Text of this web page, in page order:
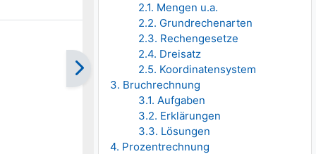
2.1. Mengen u.a.
2.2. Grundrechenarten
2.3. Rechengesetze
2.4. Dreisatz
2.5. Koordinatensystem
3. Bruchrechnung
3.1. Aufgaben
3.2. Erklärungen
3.3. Lösungen
4. Prozentrechnung